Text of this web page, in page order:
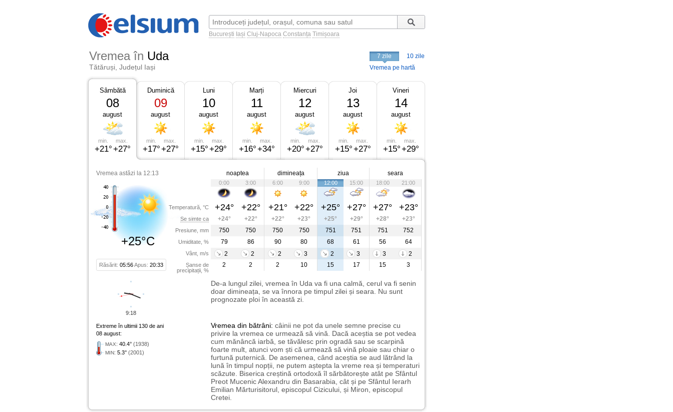
București Iași Cluj-Napoca Constanța Timișoara
Vremea în Uda
Tătăruși, Județul Iași
7 zile
10 zile
Vremea pe hartă
Sâmbătă
08
august
min.
+21°
max.
+27°
Duminică
09
august
min.
+17°
max.
+27°
Luni
10
august
min.
+15°
max.
+29°
Marți
11
august
min.
+16°
max.
+34°
Miercuri
12
august
min.
+20°
max.
+27°
Joi
13
august
min.
+15°
max.
+27°
Vineri
14
august
min.
+15°
max.
+29°
Vremea astăzi la 12:13
+25°C
Răsărit: 05:56Apus: 20:33
Temperatură, °C
Se simte ca
Presiune, mm
Umiditate, %
Vânt, m/s
Șanse de
precipitații, %
noaptea dimineața ziua seara
0:00 3:00 6:00 9:00 12:00 15:00 18:00 21:00
+24° +22° +21° +22° +25° +27° +27° +23°
+24° +22° +22° +23° +25° +29° +28°
+23°
750
750 750 750 751 751 751
752
79
86 90 80 68 61 56
64
2
2 2 3 2 3 3
2
2
2 2 10 15 17 15 3
De-a lungul zilei, vremea în Uda va fi una calmă, cerul va fi senin
doar dimineața, se va înnora pe timpul zilei și seara. Nu sunt
prognozate ploi în această zi.
Extreme în ultimii 130 de ani
08 august:
MAX: 40.4° (1938)
MIN: 5.3° (2001)
Vremea din bătrâni: câinii ne pot da unele semne precise cu
privire la vremea ce urmează să vină. Dacă aceștia se pot vedea
cum mănâncă iarbă, se tăvălesc prin ogradă sau se scarpină
foarte mult, atunci vom ști că urmează să vină ploaie sau chiar o
furtună puternică. De asemenea, când aceștia se aud lătrând la
lună în timpul nopții, ne putem aștepta la vreme rea și temperaturi
scăzute. Biserica creștină ortodoxă îl sărbătorește atât pe Sfântul
Preot Mucenic Alexandru din Basarabia, cât și pe Sfântul Ierarh
Emilian Mărturisitorul, episcopul Cizicului, și Miron, episcopul
Cretei.
9:18